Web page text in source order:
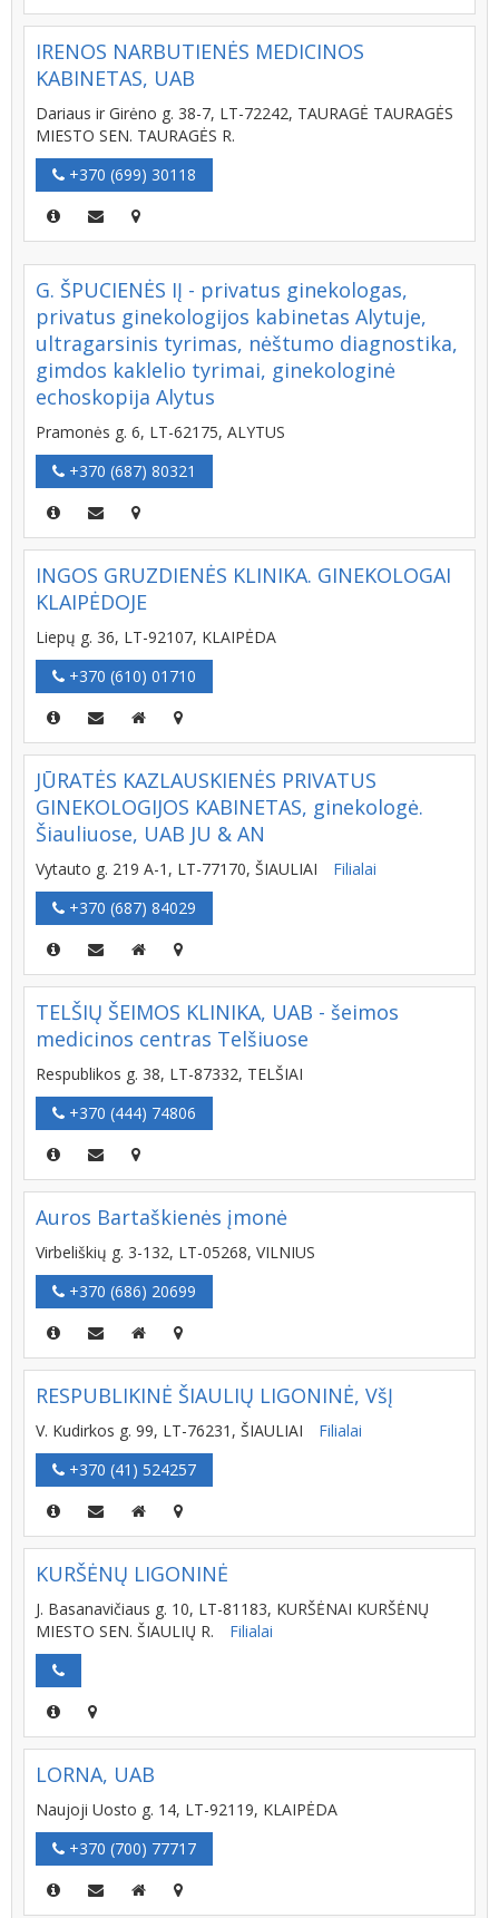
IRENOS NARBUTIENĖS MEDICINOS
KABINETAS, UAB
Dariaus ir Girėno g. 38-7, LT-72242, TAURAGĖ TAURAGĖS
MIESTO SEN. TAURAGĖS R.
+370 (699) 30118
G. ŠPUCIENĖS IĮ - privatus ginekologas,
privatus ginekologijos kabinetas Alytuje,
ultragarsinis tyrimas, nėštumo diagnostika,
gimdos kaklelio tyrimai, ginekologinė
echoskopija Alytus
Pramonės g. 6, LT-62175, ALYTUS
+370 (687) 80321
INGOS GRUZDIENĖS KLINIKA. GINEKOLOGAI
KLAIPĖDOJE
Liepų g. 36, LT-92107, KLAIPĖDA
+370 (610) 01710
JŪRATĖS KAZLAUSKIENĖS PRIVATUS
GINEKOLOGIJOS KABINETAS, ginekologė.
Šiauliuose, UAB JU & AN
Vytauto g. 219 A-1, LT-77170, ŠIAULIAI
Filialai
+370 (687) 84029
TELŠIŲ ŠEIMOS KLINIKA, UAB - šeimos
medicinos centras Telšiuose
Respublikos g. 38, LT-87332, TELŠIAI
+370 (444) 74806
Auros Bartaškienės įmonė
Virbeliškių g. 3-132, LT-05268, VILNIUS
+370 (686) 20699
RESPUBLIKINĖ ŠIAULIŲ LIGONINĖ, VšĮ
V. Kudirkos g. 99, LT-76231, ŠIAULIAI
Filialai
+370 (41) 524257
KURŠĖNŲ LIGONINĖ
J. Basanavičiaus g. 10, LT-81183, KURŠĖNAI KURŠĖNŲ
MIESTO SEN. ŠIAULIŲ R.
Filialai
LORNA, UAB
Naujoji Uosto g. 14, LT-92119, KLAIPĖDA
+370 (700) 77717